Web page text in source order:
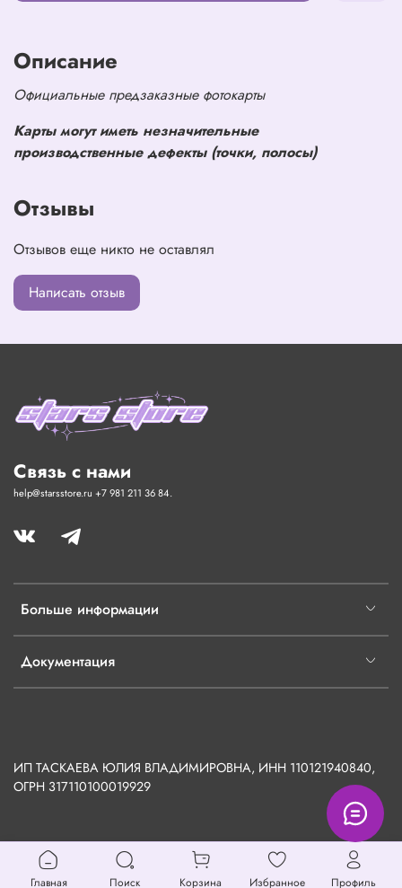
Описание
Официальные предзаказные фотокарты
Карты могут иметь незначительные
производственные дефекты (точки, полосы)
Отзывы
Отзывов еще никто не оставлял
Написать отзыв
Больше информации
Документация
Связь с нами
help@starsstore.ru +7 981 211 36 84.
ИП ТАСКАЕВА ЮЛИЯ ВЛАДИМИРОВНА, ИНН 110121940840,
ОГРН 317110100019929
Главная Поиск Корзина Избранное Профиль